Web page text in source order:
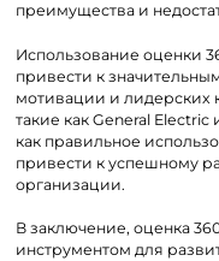
преимущества и
Использование оценки
привести к
мотивации и лидерских
такие как General
как правильное
привести к успешному
организации.
В заключение, оценка
инструментом для